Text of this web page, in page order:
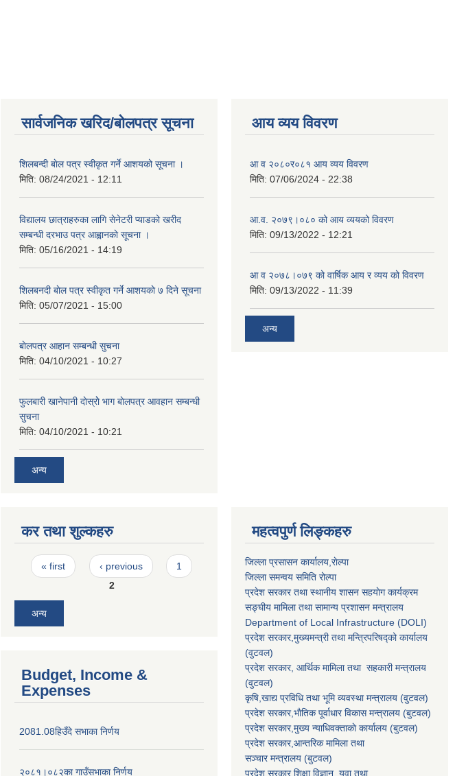
सार्वजनिक खरिद/बोलपत्र सूचना
शिलबन्दी बाेल पत्र स्वीकृत गर्ने आशयको सूचना ।
मिति: 08/24/2021 - 12:11
विद्यालय छात्राहरुका लागि सेनेटरी प्याडको खरीद
सम्बन्धी दरभाउ पत्र आह्वानकाे सूचना ।
मिति: 05/16/2021 - 14:19
शिलबनदी बाेल पत्र स्वीकृत गर्ने आशयकाे ७ दिने सूचना
मिति: 05/07/2021 - 15:00
बाेलपत्र आहान सम्बन्धी सुचना
मिति: 04/10/2021 - 10:27
फुलबारी खानेपानी दाेस्राेे भाग बाेलपत्र आवहान सम्बन्धी
सुचना
मिति: 04/10/2021 - 10:21
अन्य
आय व्यय विवरण
आ व २०८०र०८१ आय व्यय विवरण
मिति: 07/06/2024 - 22:38
आ.व. २०७९।०८० को आय व्ययको विवरण
मिति: 09/13/2022 - 12:21
आ‍ व २०७८।०७९ को वार्षिक आय र व्यय को विवरण
मिति: 09/13/2022 - 11:39
अन्य
कर तथा शुल्कहरु
Pages
« first ‹ previous
1
2
अन्य
Budget, Income &
Expenses
2081.08हिउँदे सभाका निर्णय
२०८१।०८२का गाउँसभाका निर्णय
महत्वपुर्ण लिङ्कहरु
जिल्ला प्रसासन कार्यालय,राेल्पा
जिल्ला समन्वय समिति रोल्पा
प्रदेश सरकार तथा स्थानीय शासन सहयाेग कार्यक्रम
सङ्‍घीय मामिला तथा सामान्य प्रशासन मन्त्रालय
Department of Local Infrastructure (DOLI)
प्रदेश सरकार,मुख्यमन्त्री तथा मन्त्रिपरिषद्को कार्यालय
(वुटवल)
प्रदेश सरकार, आर्थिक मामिला तथा सहकारी मन्त्रालय
(वुटवल)
कृषि,खाद्य प्रविधि तथा भूमि व्यवस्था मन्त्रालय (वुटवल)
प्रदेश सरकार,भाैतिक पूर्वाधार विकास मन्त्रालय (बुटवल)
प्रदेश सरकार,मुख्य न्याधिवक्ताकाे कार्यालय (बुटवल)
प्रदेश सरकार,आन्तरिक मामिला तथा
सञ्चार मन्त्रालय (बुटवल)
प्रदेश सरकार,शिक्षा,विज्ञान, युवा तथा